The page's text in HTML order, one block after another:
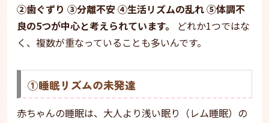
②歯ぐずり ③分離不安 ④生活リズムの乱れ ⑤体調不
良の5つが中心と考えられています。
どれか1つではな
く、複数が重なっていることも多いんです。
①睡眠リズムの未発達
赤ちゃんの睡眠は、大人より浅い眠り（レム睡眠）の